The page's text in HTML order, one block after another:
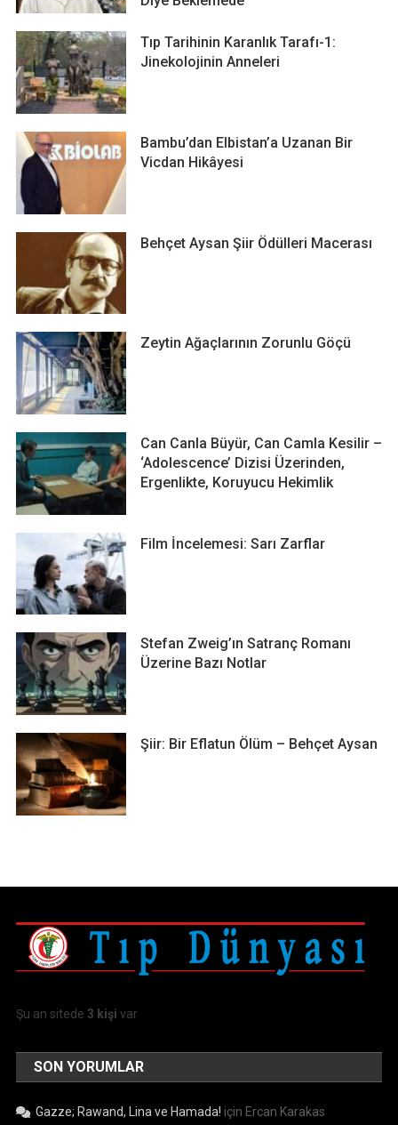
Tıp Tarihinin Karanlık Tarafı-1:
Jinekolojinin Anneleri
Bambu’dan Elbistan’a Uzanan Bir
Vicdan Hikâyesi
Behçet Aysan Şiir Ödülleri Macerası
Zeytin Ağaçlarının Zorunlu Göçü
Can Canla Büyür, Can Camla Kesilir –
‘Adolescence’ Dizisi Üzerinden,
Ergenlikte, Koruyucu Hekimlik
Film İncelemesi: Sarı Zarflar
Stefan Zweig’ın Satranç Romanı
Üzerine Bazı Notlar
Şiir: Bir Eflatun Ölüm – Behçet Aysan
Şu an sitede3 kişi var
SON YORUMLAR
Gazze; Rawand, Lina ve Hamada! için Ercan Karakas